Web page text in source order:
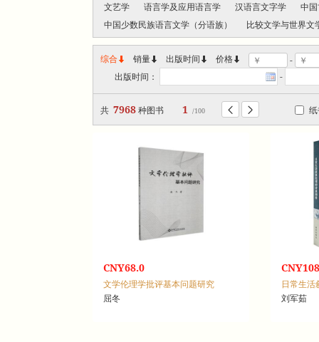
文艺学 语言学及应用语言学 汉语言文字学
中
中国少数民族语言文学（分语族）
比较文学与世界文
综合 销量 出版时间  价格
-
出版时间：
-
共 7968种图书 1 /100  
CNY68.0
文学伦理学批评基本问题研究
屈冬
日常生活
刘军茹